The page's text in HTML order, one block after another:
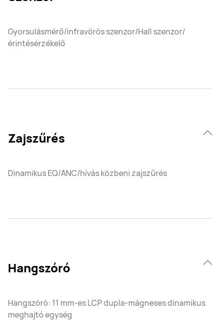
Gyorsulásmérő/infravörös szenzor/Hall szenzor/
érintésérzékelő
Zajszűrés
Dinamikus EQ/ANC/hívás közbeni zajszűrés
Hangszóró
Hangszóró: 11 mm-es LCP dupla-mágneses dinamikus
meghajtó egység